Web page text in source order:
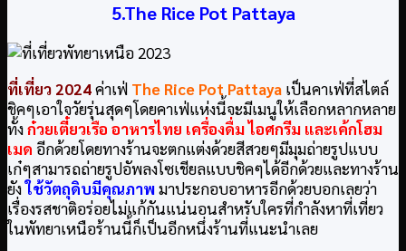
5.The Rice Pot Pattaya
ที่เที่ยว2024ค่าเฟ่ The Rice Pot Pattaya เป็นคาเฟ่ที่สไตล์
ชิคๆเอาใจวัยรุ่นสุดๆโดยคาเฟ่แห่งนี้จะมีเมนูให้เลือกหลากหลาย
ทั้งก๋วยเตี๋ยวเรือ อาหารไทย เครื่องดื่ม ไอศกรีม และเค้กโฮม
เมด อีกด้วยโดยทางร้านจะตกแต่งด้วยสีสวยๆมีมุมถ่ายรูปแบบ
เก๋ๆสามารถถ่ายรูปอัพลงโซเชียลแบบชิคๆได้อีกด้วยและทางร้าน
ยังใช้วัตถุดิบมีคุณภาพมาประกอบอาหารอีกด้วยบอกเลยว่า
เรื่องรสชาติอร่อยไม่แก้กันแน่นอนสำหรับใครที่กำลังหาที่เที่ยว
ในพัทยาเหนือร้านนี้ก็เป็นอีกหนึ่งร้านที่แนะนำเลย